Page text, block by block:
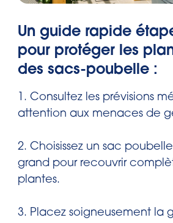
Un guide rapide
pour protéger les
des sacs-poubelle :
1. Consultez les prévisions
attention aux menaces de
2. Choisissez un sac
grand pour recouvrir
plantes.
3. Placez soigneusement la